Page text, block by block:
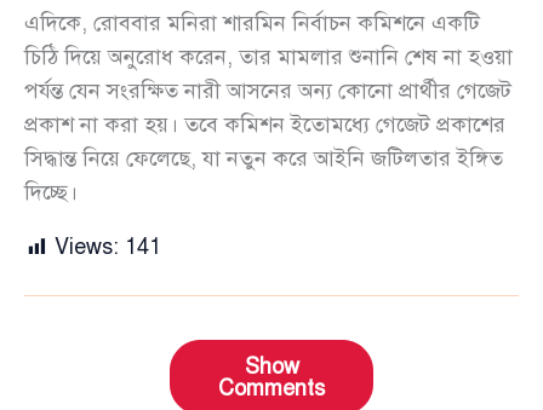
এদিকে, রোববার মনিরা শারমিন নির্বাচন কমিশনে একটি
চিঠি দিয়ে অনুরোধ করেন, তার মামলার শুনানি শেষ না হওয়া
পর্যন্ত যেন সংরক্ষিত নারী আসনের অন্য কোনো প্রার্থীর গেজেট
প্রকাশ না করা হয়। তবে কমিশন ইতোমধ্যে গেজেট প্রকাশের
সিদ্ধান্ত নিয়ে ফেলেছে, যা নতুন করে আইনি জটিলতার ইঙ্গিত
দিচ্ছে।
Views: 141
Show
Comments